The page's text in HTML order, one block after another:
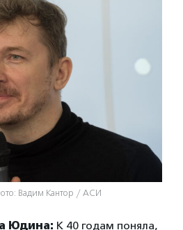
Вадим Кантор / АСИ
Юдина: К 40 годам поняла,